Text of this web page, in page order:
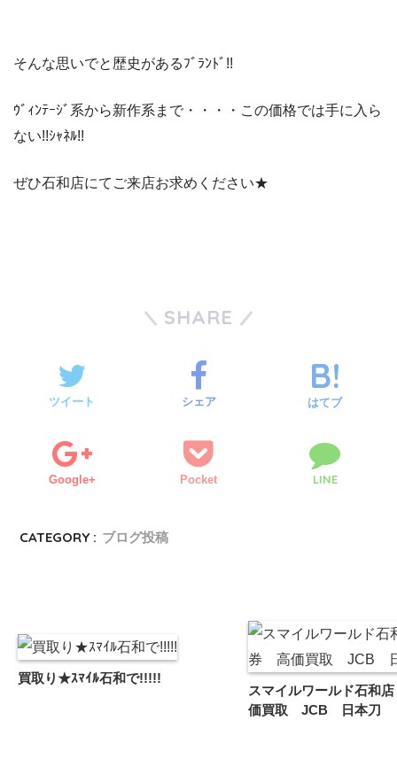
そんな思いでと歴史があるﾌﾞﾗﾝﾄﾞ!!
ｳﾞｨﾝﾃｰｼﾞ系から新作系まで・・・・この価格では手に入ら
ない!!ｼｬﾈﾙ!!
ぜひ石和店にてご来店お求めください★
SHARE
ツイート シェア はてブ
Google+ Pocket LINE
CATEGORY : ブログ投稿
買取り★ｽﾏｲﾙ石和で!!!!!
スマイルワールド石
価買取 JCB 日本刀